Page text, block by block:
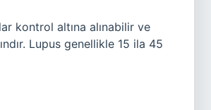
kontrol altına alınabilir ve
Lupus genellikle 15 ila 45